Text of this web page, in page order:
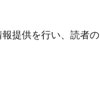
提供を行い、読者の